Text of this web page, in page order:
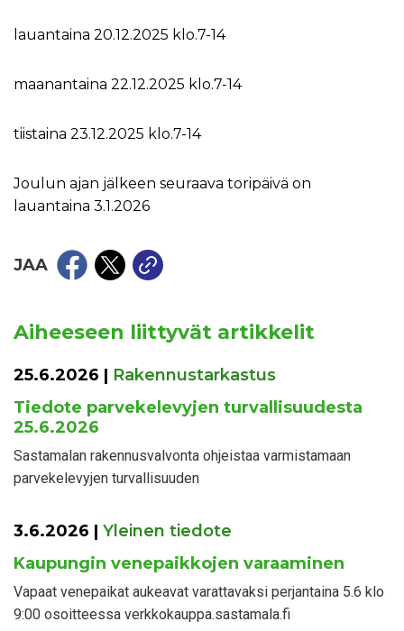
lauantaina 20.12.2025 klo.7-14
maanantaina 22.12.2025 klo.7-14
tiistaina 23.12.2025 klo.7-14
Joulun ajan jälkeen seuraava toripäivä on
lauantaina 3.1.2026
JAA
Aiheeseen liittyvät artikkelit
25.6.2026 | Rakennustarkastus
Tiedote parvekelevyjen turvallisuudesta
25.6.2026
Sastamalan rakennusvalvonta ohjeistaa varmistamaan
parvekelevyjen turvallisuuden
3.6.2026 | Yleinen tiedote
Kaupungin venepaikkojen varaaminen
Vapaat venepaikat aukeavat varattavaksi perjantaina 5.6 klo
9:00 osoitteessa verkkokauppa.sastamala.fi